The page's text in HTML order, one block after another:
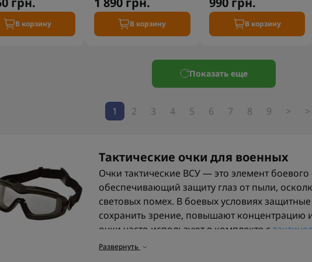
В корзину В корзину В корзину
Показать еще
1 2 3 4 5 6 7 8 9 >
Тактические очки для военных
Очки тактические ВСУ — это элемент
обеспечивающий защиту глаз от пыли,
световых помех. В боевых условиях
сохранить зрение, повышают концентрацию
очки часто используют в комплекте с
Назначение военных очков
Развернуть